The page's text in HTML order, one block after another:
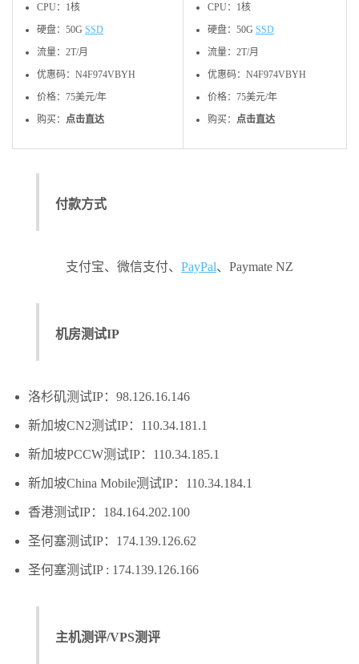
CPU：1核
硬盘：50G SSD
流量：2T/月
优惠码：N4F974VBYH
价格：75美元/年
购买： 点击直达
CPU：1核
硬盘：50G SSD
流量：2T/月
优惠码：N4F974VBYH
价格：75美元/年
购买： 点击直达
付款方式
支付宝、微信支付、 PayPal、Paymate NZ
机房测试IP
洛杉矶测试IP：98.126.16.146
新加坡CN2测试IP：110.34.181.1
新加坡PCCW测试IP：110.34.185.1
新加坡China Mobile测试IP：110.34.184.1
香港测试IP：184.164.202.100
圣何塞测试IP：174.139.126.62
圣何塞测试IP : 174.139.126.166
主机测评/VPS测评